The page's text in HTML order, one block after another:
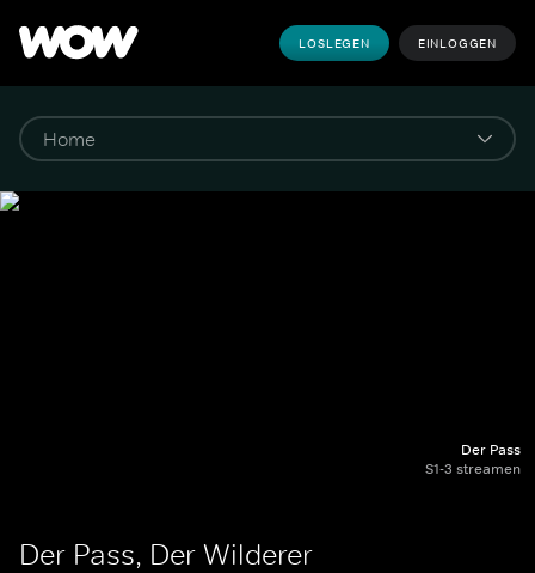
LOSLEGEN EINLOGGEN
Der Pass
S1-3 streamen
Der Pass, Der Wilderer